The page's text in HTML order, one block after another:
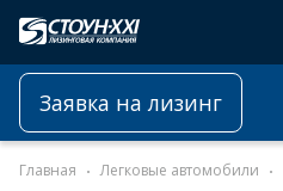
Заявка на лизинг
Главная Легковые автомобили